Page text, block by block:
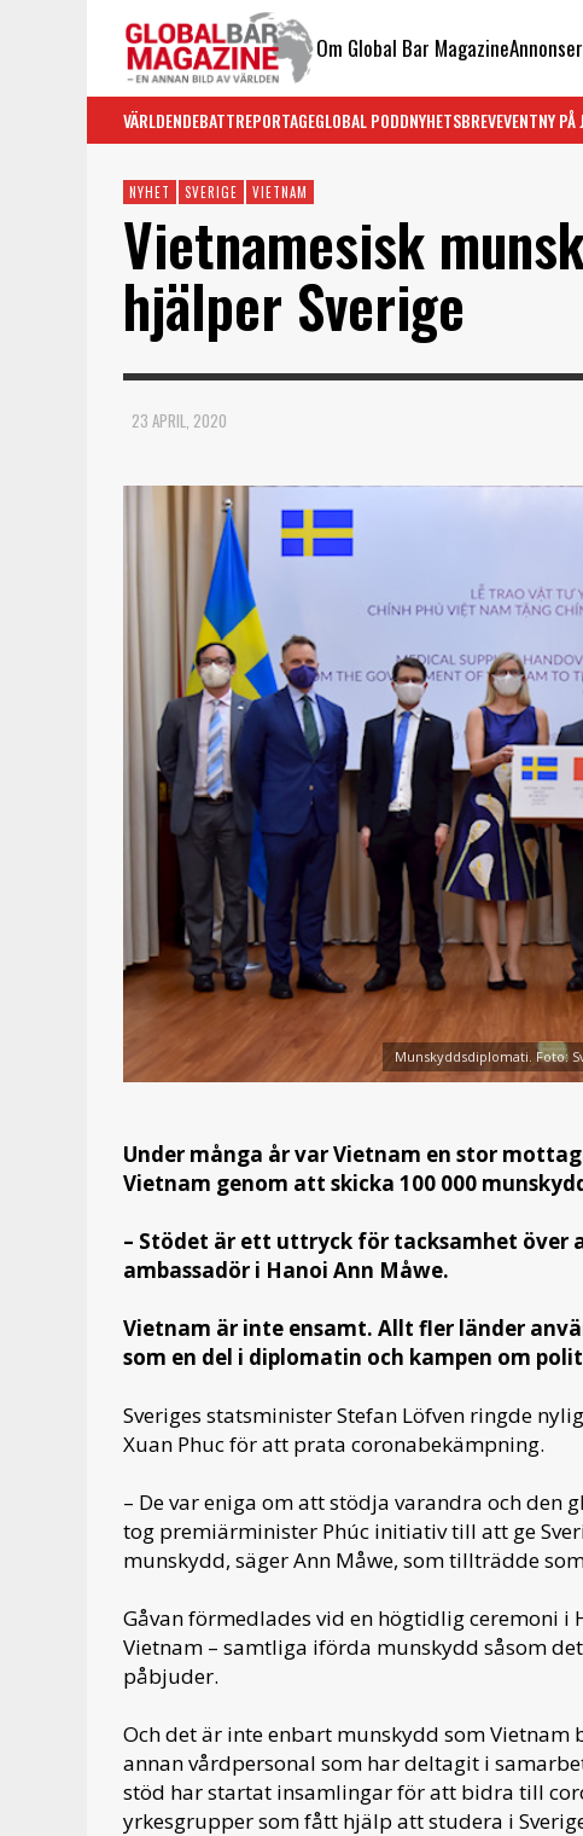
Om Global Bar Magazine
VÄRLDENDEBATTREPORTAGEGLOBAL PODDNYHETSBREVEVENTNY PÅ
NYHET SVERIGE VIETNAM
Vietnamesisk
hjälper Sverige
23 APRIL, 2020
Munskyddsdiplomati. Foto:
Under många år var Vietnam en stor
Vietnam genom att skicka 100 000
– Stödet är ett uttryck för tacksamhet över
ambassadör i Hanoi Ann Måwe.
Vietnam är inte ensamt. Allt fler länder
som en del i diplomatin och kampen om
Sveriges statsminister Stefan Löfven ringde
Xuan Phuc för att prata coronabekämpning.
– De var eniga om att stödja varandra och den
tog premiärminister Phúc initiativ till att ge
munskydd, säger Ann Måwe, som tillträdde
Gåvan förmedlades vid en högtidlig ceremoni i
Vietnam – samtliga iförda munskydd såsom
påbjuder.
Och det är inte enbart munskydd som
annan vårdpersonal som har deltagit i
stöd har startat insamlingar för att bidra till
yrkesgrupper som fått hjälp att studera i